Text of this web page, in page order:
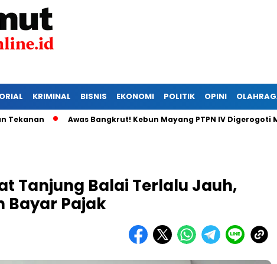
KRIMINAL BISNIS EKONOMI POLITIK OPINI
Awas Bangkrut! Kebun Mayang PTPN IV Digerogoti Maling,
Tanjung Balai Terlalu Jauh,
Bayar Pajak